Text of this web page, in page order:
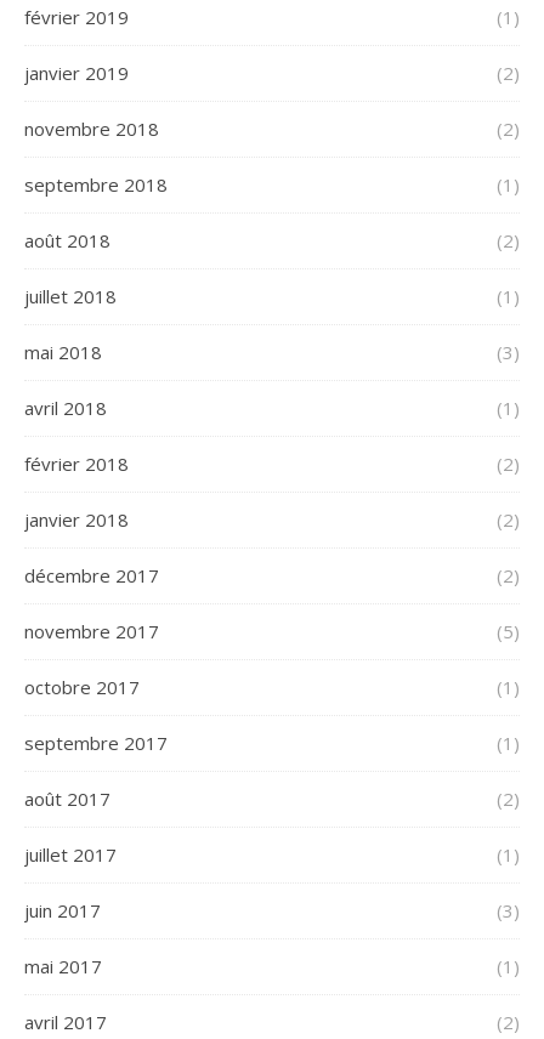
février 2019 (1)
janvier 2019 (2)
novembre 2018 (2)
septembre 2018 (1)
août 2018 (2)
juillet 2018 (1)
mai 2018 (3)
avril 2018 (1)
février 2018 (2)
janvier 2018 (2)
décembre 2017 (2)
novembre 2017 (5)
octobre 2017 (1)
septembre 2017 (1)
août 2017 (2)
juillet 2017 (1)
juin 2017 (3)
mai 2017 (1)
avril 2017 (2)